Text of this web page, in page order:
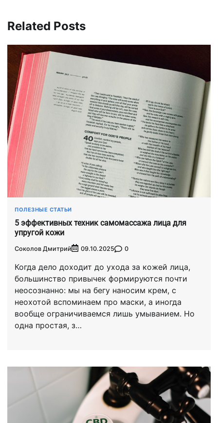
Related Posts
ПОЛЕЗНЫЕ СТАТЬИ
5 эффективных техник самомассажа лица для
упругой кожи
Соколов Дмитрий 09.10.2025 0
Когда дело доходит до ухода за кожей лица,
большинство привычек формируются почти
неосознанно: мы на бегу наносим крем, с
неохотой вспоминаем про маски, а иногда
вообще ограничиваемся лишь умыванием. Но
одна простая, з…